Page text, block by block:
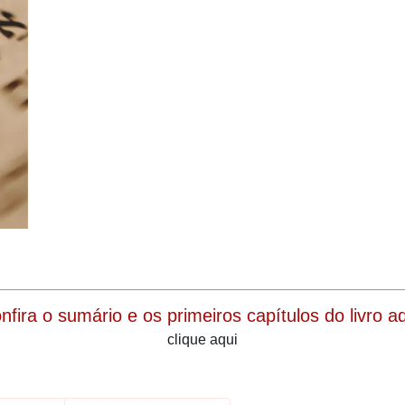
o sumário e os primeiros capítulos do livro
clique aqui